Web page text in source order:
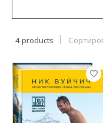
4 products